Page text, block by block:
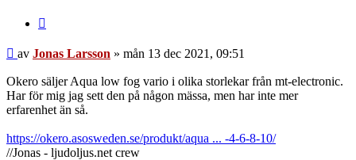
Inlägg
av Jonas Larsson » mån 13 dec 2021, 09:51
Okero säljer Aqua low fog vario i olika storlekar från mt-electronic.
Har för mig jag sett den på någon mässa, men har inte mer
erfarenhet än så.
https://okero.asosweden.se/produkt/aqua ... -4-6-8-10/
//Jonas - ljudoljus.net crew